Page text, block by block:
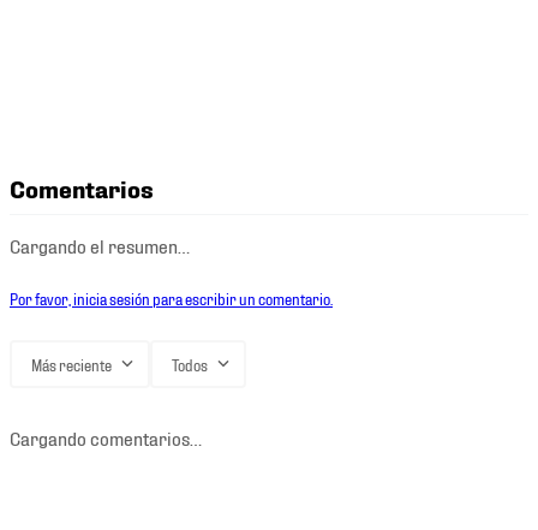
Comentarios
Cargando el resumen…
Por favor, inicia sesión para escribir un comentario.
Más reciente Todos
Cargando comentarios…